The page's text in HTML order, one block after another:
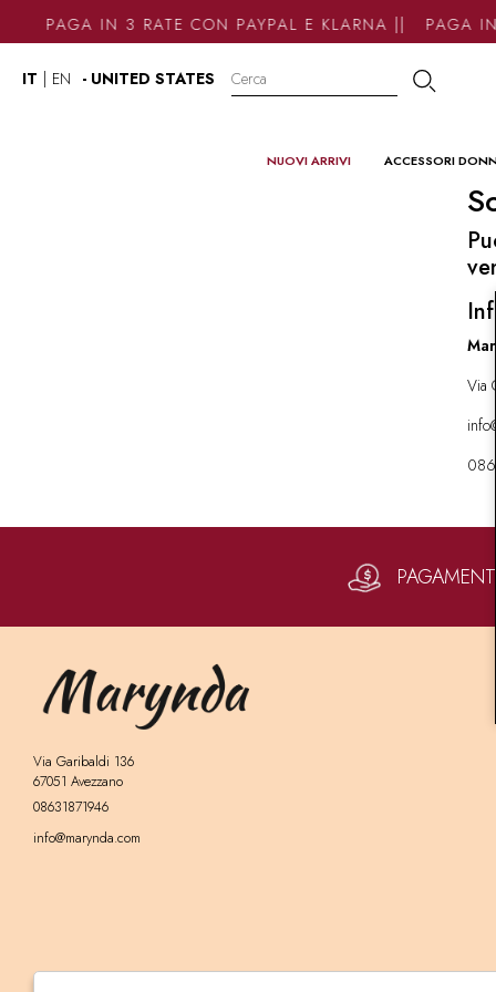
PAGA IN 3 RATE CON PAYPAL E KLARNA || PAGA
IT EN - UNITED STATES
NUOVI ARRIVI ACCESSORI
Via
Via Garibaldi 136
67051 Avezzano
08631871946
info@marynda.com